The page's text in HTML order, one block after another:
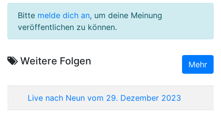
Bitte melde dich an, um deine Meinung
veröffentlichen zu können.
Weitere Folgen Mehr
Live nach Neun vom 29. Dezember 2023